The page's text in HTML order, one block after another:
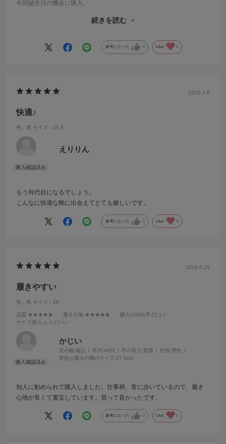
今回誕生日の機会に購入。
合サイズ交換のサービスがあるのは心強いですね。
続きを読む
参考になった 0 Like! 0
2026.7.6
快適♪
色：黒 サイズ：26.5
えりりん
もう何代目になるでしょう。
こんなに快適な靴に出会えてとても嬉しいです。
参考になった 0 Like! 0
2026.6.29
履きやすい
色：黒 サイズ：28
品質:★★★★★ 履き心地:★★★★★ 購入の決め手 :口コミ
サイズ感:ちょうどいい
かじい
足の幅:幅広 年代:40代 甲の高さ: 普通 性別:男性
普段お履きの靴のサイズ:27.5cm
知人に勧められて購入しました。仕事柄、常に歩いているので、履き
心地が良くて重宝しています。買って良かったです。
参考になった 0 Like! 0